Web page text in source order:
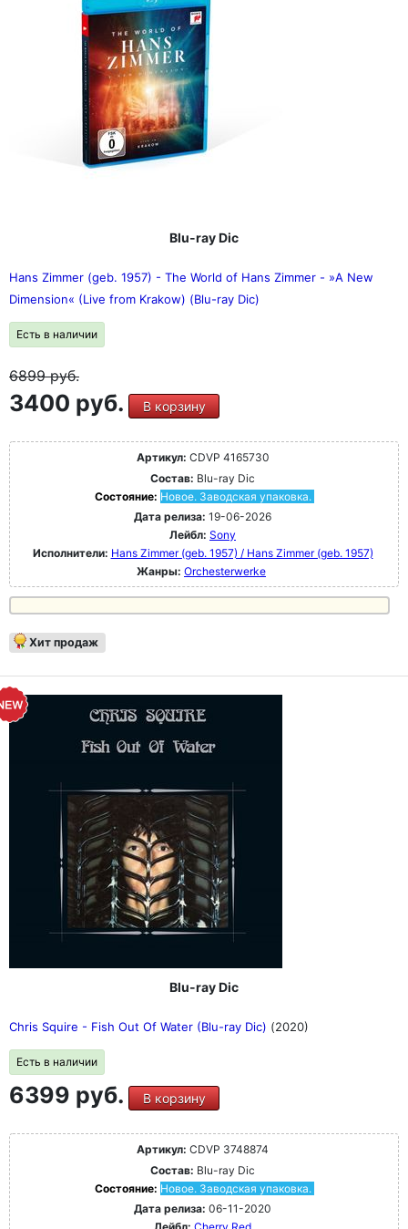
Blu-ray Dic
Hans Zimmer (geb. 1957) - The World of Hans Zimmer - »A New
Dimension« (Live from Krakow) (Blu-ray Dic)
Есть в наличии
6899руб.
3400 руб. В корзину
Артикул: CDVP 4165730
Состав: Blu-ray Dic
Состояние: Новое. Заводская упаковка.
Дата релиза: 19-06-2026
Лейбл: Sony
Исполнители: Hans Zimmer (geb. 1957) / Hans Zimmer (geb. 1957)
Жанры: Orchesterwerke
Хит продаж
Blu-ray Dic
Chris Squire - Fish Out Of Water (Blu-ray Dic) (2020)
Есть в наличии
6399 руб. В корзину
Артикул: CDVP 3748874
Состав: Blu-ray Dic
Состояние: Новое. Заводская упаковка.
Дата релиза: 06-11-2020